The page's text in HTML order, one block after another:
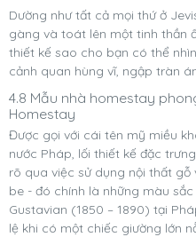
Dường như tất cả mọi thứ ở
gàng và toát lên một tinh thần
thiết kế sao cho bạn có thể
cảnh quan hùng vĩ, ngập tràn
4.8 Mẫu nhà homestay
Homestay
Được gọi với cái tên mỹ miều
nước Pháp, lối thiết kế đặc
rõ qua việc sử dụng nội thất
be - đó chính là những màu
Gustavian (1850 – 1890) tại
lệ khi có một chiếc giường lớn